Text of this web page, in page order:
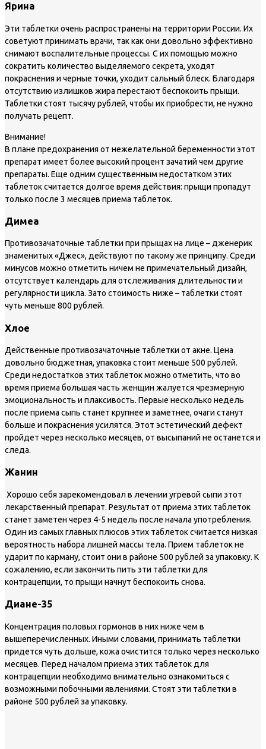
Ярина
Эти таблетки очень распространены на территории России. Их
советуют принимать врачи, так как они довольно эффективно
снимают воспалительные процессы. С их помощью можно
сократить количество выделяемого секрета, уходят
покраснения и черные точки, уходит сальный блеск. Благодаря
отсутствию излишков жира перестают беспокоить прыщи.
Таблетки стоят тысячу рублей, чтобы их приобрести, не нужно
получать рецепт.
Внимание!
В плане предохранения от нежелательной беременности этот
препарат имеет более высокий процент зачатий чем другие
препараты. Еще одним существенным недостатком этих
таблеток считается долгое время действия: прыщи пропадут
только после 3 месяцев приема таблеток.
Димеа
Противозачаточные таблетки при прыщах на лице – дженерик
знаменитых «Джес», действуют по такому же принципу. Среди
минусов можно отметить ничем не примечательный дизайн,
отсутствует календарь для отслеживания длительности и
регулярности цикла. Зато стоимость ниже – таблетки стоят
чуть меньше 800 рублей.
Хлое
Действенные противозачаточные таблетки от акне. Цена
довольно бюджетная, упаковка стоит меньше 500 рублей.
Среди недостатков этих таблеток можно отметить, что во
время приема большая часть женщин жалуется чрезмерную
эмоциональность и плаксивость. Первые несколько недель
после приема сыпь станет крупнее и заметнее, очаги станут
больше и покраснения усилятся. Этот эстетический дефект
пройдет через несколько месяцев, от высыпаний не останется и
следа.
Жанин
Хорошо себя зарекомендовал в лечении угревой сыпи этот
лекарственный препарат. Результат от приема этих таблеток
станет заметен через 4-5 недель после начала употребления.
Один из самых главных плюсов этих таблеток считается низкая
вероятность набора лишней массы тела. Прием таблеток не
ударит по карману, стоит они в районе 500 рублей за упаковку. К
сожалению, если закончить пить эти таблетки для
контрацепции, то прыщи начнут беспокоить снова.
Диане-35
Концентрация половых гормонов в них ниже чем в
вышеперечисленных. Иными словами, принимать таблетки
придется чуть дольше, кожа очистится только через несколько
месяцев. Перед началом приема этих таблеток для
контрацепции необходимо внимательно ознакомиться с
возможными побочными явлениями. Стоят эти таблетки в
районе 500 рублей за упаковку.